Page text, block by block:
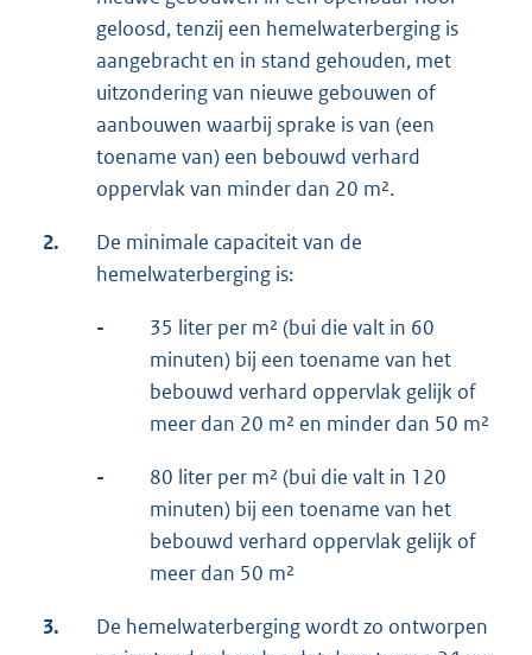
geloosd, tenzij een hemelwaterberging is
aangebracht en in stand gehouden, met
uitzondering van nieuwe gebouwen of
aanbouwen waarbij sprake is van (een
toename van) een bebouwd verhard
oppervlak van minder dan 20 m².
2.
De minimale capaciteit van de
hemelwaterberging is:
-
35 liter per m² (bui die valt in 60
minuten) bij een toename van het
bebouwd verhard oppervlak gelijk of
meer dan 20 m² en minder dan 50 m²
-
80 liter per m² (bui die valt in 120
minuten) bij een toename van het
bebouwd verhard oppervlak gelijk of
meer dan 50 m²
3.
De hemelwaterberging wordt zo ontworpen